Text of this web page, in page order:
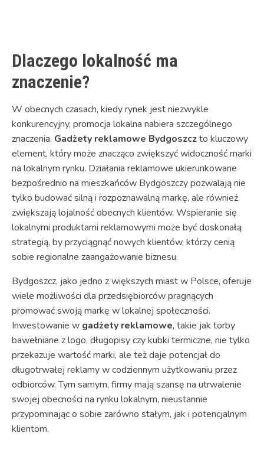
Dlaczego lokalność ma
znaczenie?
W obecnych czasach, kiedy rynek jest niezwykle
konkurencyjny, promocja lokalna nabiera szczególnego
znaczenia. Gadżety reklamowe Bydgoszczto kluczowy
element, który może znacząco zwiększyć widoczność marki
na lokalnym rynku. Działania reklamowe ukierunkowane
bezpośrednio na mieszkańców Bydgoszczy pozwalają nie
tylko budować silną i rozpoznawalną markę, ale również
zwiększają lojalność obecnych klientów. Wspieranie się
lokalnymi produktami reklamowymi może być doskonałą
strategią, by przyciągnąć nowych klientów, którzy cenią
sobie regionalne zaangażowanie biznesu.
Bydgoszcz, jako jedno z większych miast w Polsce, oferuje
wiele możliwości dla przedsiębiorców pragnących
promować swoją markę w lokalnej społeczności.
Inwestowanie w gadżety reklamowe, takie jak torby
bawełniane z logo, długopisy czy kubki termiczne, nie tylko
przekazuje wartość marki, ale też daje potencjał do
długotrwałej reklamy w codziennym użytkowaniu przez
odbiorców. Tym samym, firmy mają szansę na utrwalenie
swojej obecności na rynku lokalnym, nieustannie
przypominając o sobie zarówno stałym, jak i potencjalnym
klientom.